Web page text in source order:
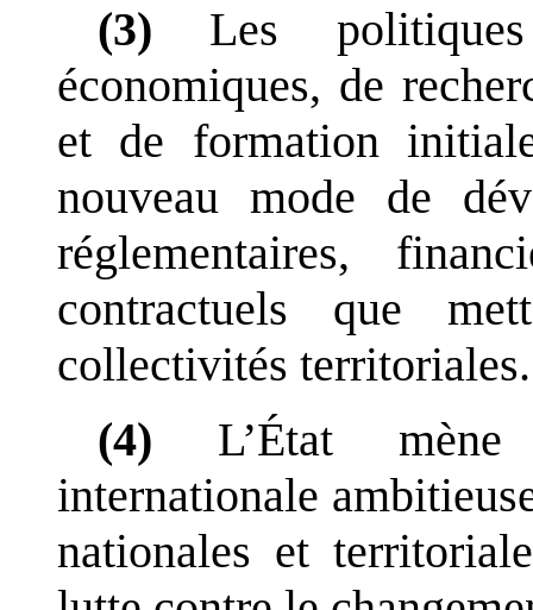
(3) Les
économiques, de
et de formation
nouveau mode de
réglementaires,
contractuels que
collectivités territoriales.
(4) L’État mène
internationale
nationales et